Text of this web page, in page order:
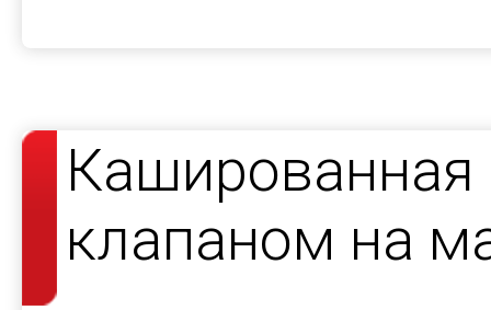
Кашированная
клапаном на